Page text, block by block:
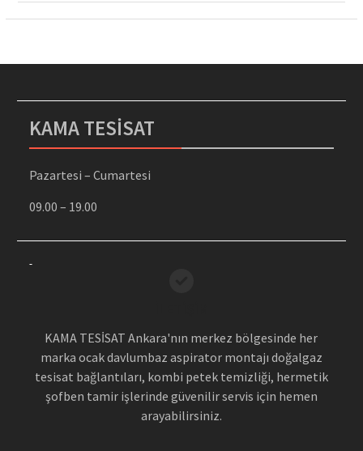
KAMA TESİSAT
Pazartesi – Cumartesi
09.00 – 19.00
KAMA TESİSAT Ankara'nın merkez bölgesinde her
marka ocak davlumbaz aspirator montajı doğalgaz
tesisat bağlantıları, kombi petek temizliği, hermetik
şofben tamir işlerinde güvenilir servis için hemen
arayabilirsiniz.